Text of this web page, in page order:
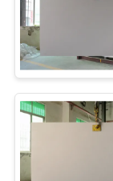
PRIVACY
POLICY